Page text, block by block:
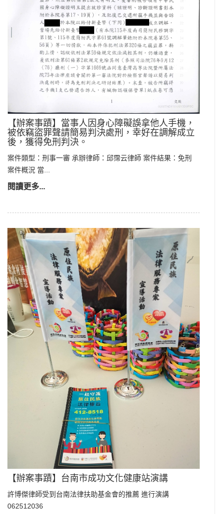
【辦案事蹟】當事人因身心障礙誤拿他人手機，
被依竊盜罪聲請簡易判決處刑，幸好在調解成立
後，獲得免刑判決。
案件類型：刑事一審 承辦律師：邱霈云律師 案件結果：免刑
案件概況 當...
閱讀更多...
【辦案事蹟】台南市成功文化健康站演講
許博傑律師受到台南法律扶助基金會的推薦 進行演講
062512036